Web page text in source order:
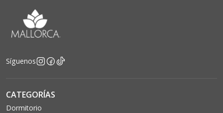
Síguenos
CATEGORÍAS
Dormitorio